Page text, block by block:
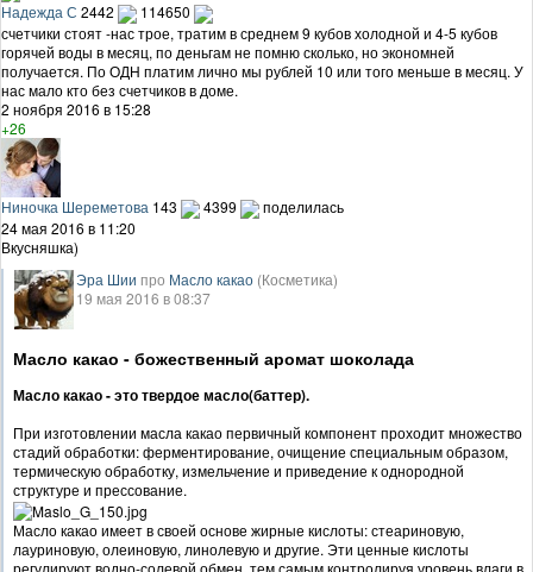
Надежда С 2442
114650
счетчики стоят -нас трое, тратим в среднем 9 кубов холодной и 4-5 кубов
горячей воды в месяц, по деньгам не помню сколько, но экономней
получается. По ОДН платим лично мы рублей 10 или того меньше в месяц. У
нас мало кто без счетчиков в доме.
2 ноября 2016 в 15:28
+26
Ниночка Шереметова 143 4399
поделилась
24 мая 2016 в 11:20
Вкусняшка)
Эра Шии про Масло какао (Косметика)
19 мая 2016 в 08:37
Масло какао - божественный аромат шоколада
Масло какао - это твердое масло(баттер).
При изготовлении масла какао первичный компонент проходит множество
стадий обработки: ферментирование, очищение специальным образом,
термическую обработку, измельчение и приведение к однородной
структуре и прессование.
Масло какао имеет в своей основе жирные кислоты: стеариновую,
лауриновую, олеиновую, линолевую и другие. Эти ценные кислоты
регулируют водно-солевой обмен, тем самым контролируя уровень влаги в